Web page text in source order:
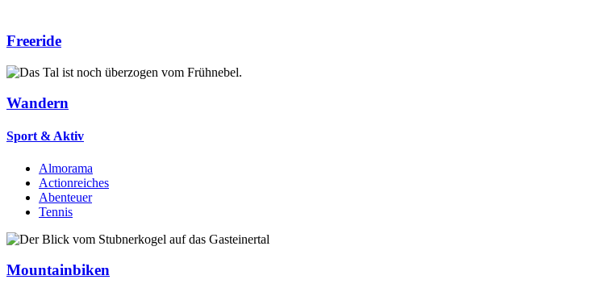
Freeride
Wandern
Sport & Aktiv
Almorama
Actionreiches
Abenteuer
Tennis
Mountainbiken